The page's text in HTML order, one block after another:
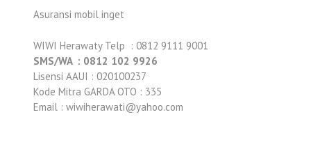
Asuransi mobil inget
WIWI Herawaty Telp : 0812 9111 9001
SMS/WA : 0812 102 9926
Lisensi AAUI : 020100237
Kode Mitra GARDA OTO : 335
Email : wiwiherawati@yahoo.com